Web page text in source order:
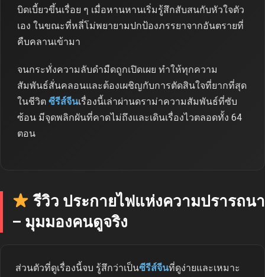
บิดเบี้ยวขึ้นเรื่อย ๆ เมื่อหานหานเริ่มรู้สึกสับสนกับหัวใจตัว
เอง ในขณะที่หลี่โม่พยายามปกป้องภรรยาจากอันตรายที่
คืบคลานเข้ามา
จนกระทั่งความลับดำมืดถูกเปิดเผย ทำให้ทุกความ
สัมพันธ์สั่นคลอนและต้องเผชิญกับการตัดสินใจที่ยากที่สุด
ในชีวิต ซีรีส์จีนเรื่องนี้เล่าผ่านดราม่าความสัมพันธ์ที่ซับ
ซ้อน มีจุดพลิกผันที่คาดไม่ถึงและเดินเรื่องไวตลอดทั้ง 64
ตอน
รีวิว ประกายไฟแห่งความปรารถนา
– มุมมองคนดูจริง
ส่วนตัวที่ดูเรื่องนี้จบ รู้สึกว่าเป็นซีรีส์จีนที่ดูง่ายและเหมาะ